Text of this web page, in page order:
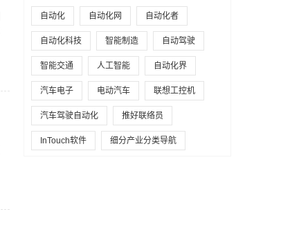
自动化 自动化网 自动化者
自动化科技 智能制造 自动驾驶
智能交通 人工智能 自动化界
汽车电子 电动汽车 联想工控机
汽车驾驶自动化 推好联络员
InTouch软件 细分产业分类导航